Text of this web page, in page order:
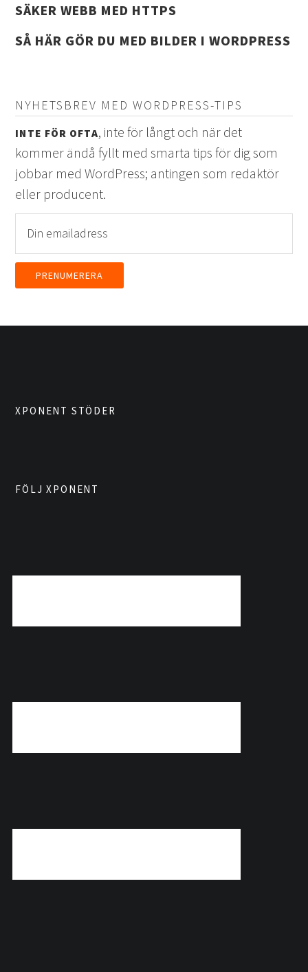
SÄKER WEBB MED HTTPS
SÅ HÄR GÖR DU MED BILDER I WORDPRESS
NYHETSBREV MED WORDPRESS-TIPS
INTE FÖR OFTA, inte för långt och när det
kommer ändå fyllt med smarta tips för dig som
jobbar med WordPress; antingen som redaktör
eller producent.
XPONENT STÖDER
FÖLJ XPONENT